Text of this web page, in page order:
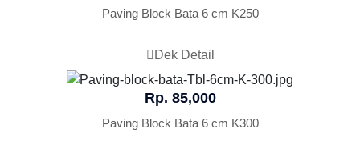
Paving Block Bata 6 cm K250
Dek Detail
Rp. 85,000
Paving Block Bata 6 cm K300